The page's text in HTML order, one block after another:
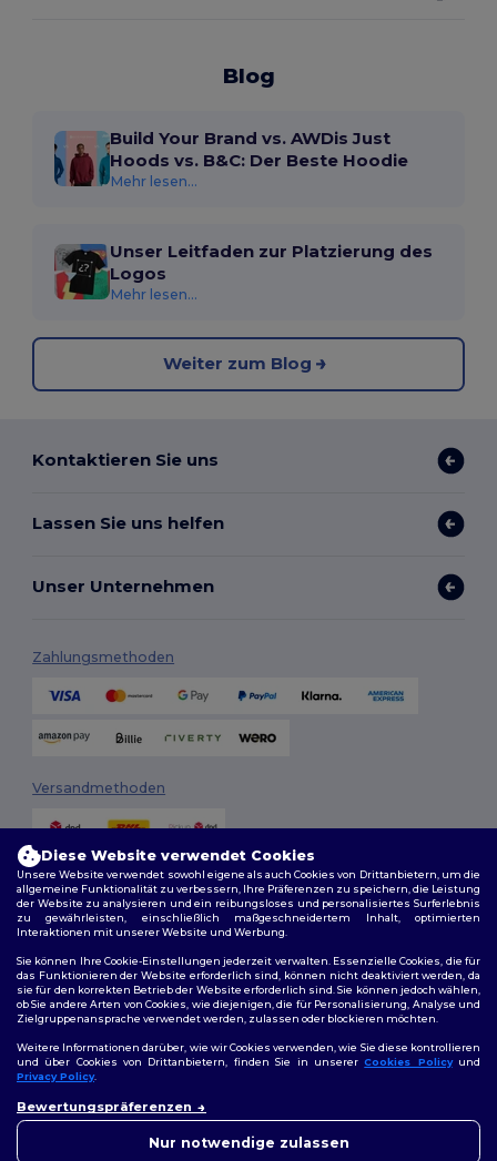
Blog
Build Your Brand vs. AWDis Just
Hoods vs. B&C: Der Beste Hoodie
Mehr lesen...
Unser Leitfaden zur Platzierung des
Logos
Mehr lesen...
Weiter zum Blog
Kontaktieren Sie uns
Lassen Sie uns helfen
Unser Unternehmen
Zahlungsmethoden
Versandmethoden
Allgemeine Geschäftsbedingungen|Personalisierungsrichtlinien
|
Datenschutzbestimmungen
Berlin|Hamburg|München|Köln|Frankfurt|Essen|Dortmund|
|Bremen
Diese Website verwendet Cookies
Unsere Website verwendet sowohl eigene als auch Cookies von Drittanbietern, um die
allgemeine Funktionalität zu verbessern, Ihre Präferenzen zu speichern, die Leistung
der Website zu analysieren und ein reibungsloses und personalisiertes Surferlebnis
zu gewährleisten, einschließlich maßgeschneidertem Inhalt, optimierten
Interaktionen mit unserer Website und Werbung.
Sie können Ihre Cookie-Einstellungen jederzeit verwalten. Essenzielle Cookies, die für
das Funktionieren der Website erforderlich sind, können nicht deaktiviert werden, da
sie für den korrekten Betrieb der Website erforderlich sind. Sie können jedoch wählen,
ob Sie andere Arten von Cookies, wie diejenigen, die für Personalisierung, Analyse und
Zielgruppenansprache verwendet werden, zulassen oder blockieren möchten.
Weitere Informationen darüber, wie wir Cookies verwenden, wie Sie diese kontrollieren
und über Cookies von Drittanbietern, finden Sie in unsererCookies Policyund
Privacy Policy.
Bewertungspräferenzen
Nur notwendige zulassen
uns jederzeit kontaktieren.